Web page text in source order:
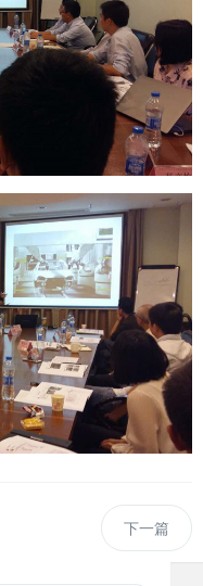
下一篇